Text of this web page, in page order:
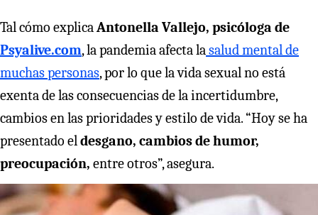
Tal cómo explicaAntonella Vallejo, psicóloga de
Psyalive.com, la pandemia afecta lasalud mental de
muchas personas, por lo que la vida sexual no está
exenta de las consecuencias de la incertidumbre,
cambios en las prioridades y estilo de vida. “Hoy se ha
presentado eldesgano, cambios de humor,
preocupación, entre otros”, asegura.